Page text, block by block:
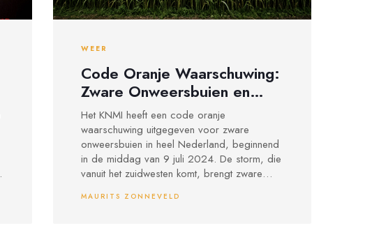
WEER
Code Oranje Waarschuwing:
Zware Onweersbuien en
Gevaarlijke
Weersomstandigheden in
Nederland
Het KNMI heeft een code oranje
waarschuwing uitgegeven voor zware
onweersbuien in heel Nederland, beginnend
in de middag van 9 juli 2024. De storm, die
vanuit het zuidwesten komt, brengt zware
blikseminslagen met zich mee. Er worden
MAURITS ZONNEVELD